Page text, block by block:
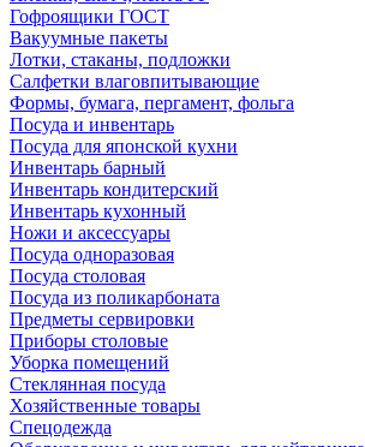
Гофроящики ГОСТ
Вакуумные пакеты
Лотки, стаканы, подложки
Салфетки влаговпитывающие
Формы, бумага, пергамент, фольга
Посуда и инвентарь
Посуда для японской кухни
Инвентарь барный
Инвентарь кондитерский
Инвентарь кухонный
Ножи и аксессуары
Посуда одноразовая
Посуда столовая
Посуда из поликарбоната
Предметы сервировки
Приборы столовые
Уборка помещений
Стеклянная посуда
Хозяйственные товары
Спецодежда